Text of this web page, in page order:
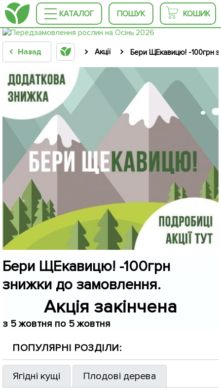
КАТАЛОГ ПОШУК КОШИК
Назад Акції Бери ЩЕкавицю! -100грн
Бери ЩЕкавицю! -100грн
знижки до замовлення.
Акція закінчена
з 5 жовтня по 5 жовтня
ПОПУЛЯРНІ РОЗДІЛИ:
Ягідні кущі Плодові дерева